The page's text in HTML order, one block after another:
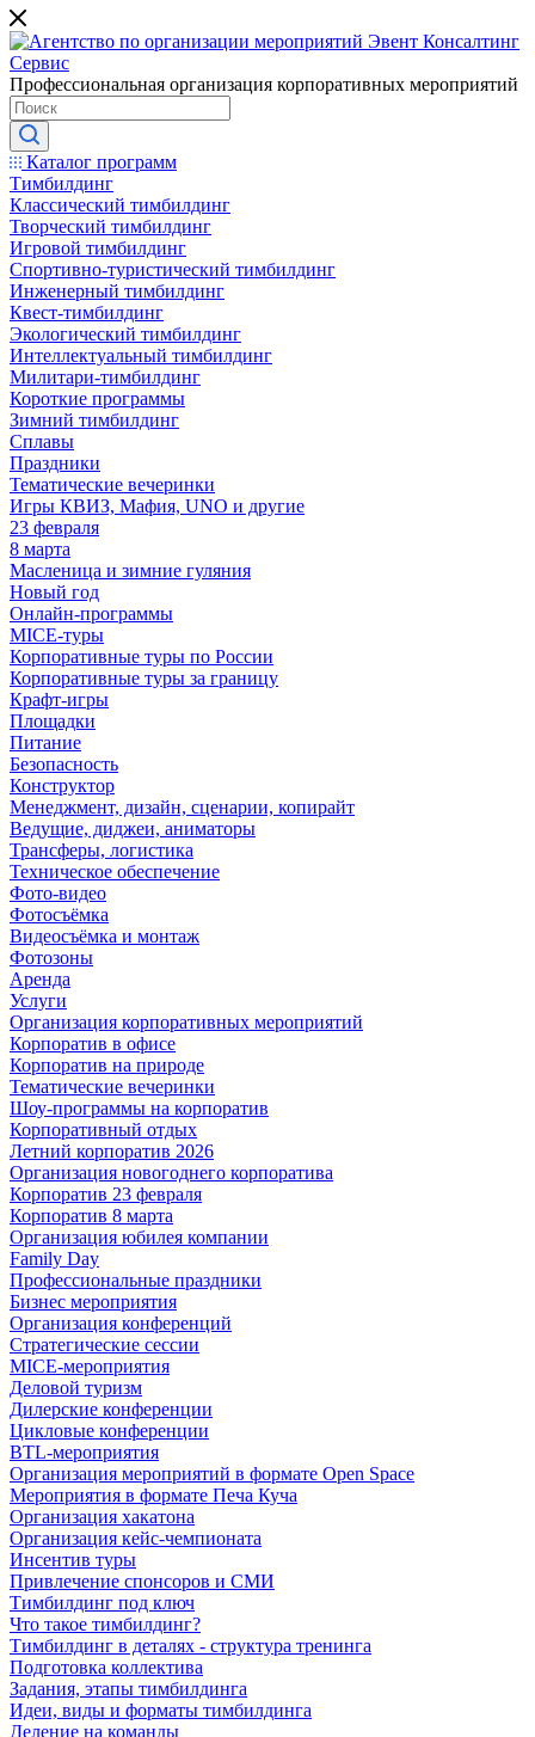
Профессиональная организация корпоративных мероприятий
Каталог программ
Тимбилдинг
Классический тимбилдинг
Творческий тимбилдинг
Игровой тимбилдинг
Спортивно-туристический тимбилдинг
Инженерный тимбилдинг
Квест-тимбилдинг
Экологический тимбилдинг
Интеллектуальный тимбилдинг
Милитари-тимбилдинг
Короткие программы
Зимний тимбилдинг
Сплавы
Праздники
Тематические вечеринки
Игры КВИЗ, Мафия, UNO и другие
23 февраля
8 марта
Масленица и зимние гуляния
Новый год
Онлайн-программы
MICE‑туры
Корпоративные туры по России
Корпоративные туры за границу
Крафт-игры
Площадки
Питание
Безопасность
Конструктор
Менеджмент, дизайн, сценарии, копирайт
Ведущие, диджеи, аниматоры
Трансферы, логистика
Техническое обеспечение
Фото-видео
Фотосъёмка
Видеосъёмка и монтаж
Фотозоны
Аренда
Услуги
Организация корпоративных мероприятий
Корпоратив в офисе
Корпоратив на природе
Тематические вечеринки
Шоу-программы на корпоратив
Корпоративный отдых
Летний корпоратив 2026
Организация новогоднего корпоратива
Корпоратив 23 февраля
Корпоратив 8 марта
Организация юбилея компании
Family Day
Профессиональные праздники
Бизнес мероприятия
Организация конференций
Стратегические сессии
MICE-мероприятия
Деловой туризм
Дилерские конференции
Цикловые конференции
BTL-мероприятия
Организация мероприятий в формате Open Space
Мероприятия в формате Печа Куча
Организация хакатона
Организация кейс-чемпионата
Инсентив туры
Привлечение спонсоров и СМИ
Тимбилдинг под ключ
Что такое тимбилдинг?
Тимбилдинг в деталях - структура тренинга
Подготовка коллектива
Задания, этапы тимбилдинга
Идеи, виды и форматы тимбилдинга
Деление на команды